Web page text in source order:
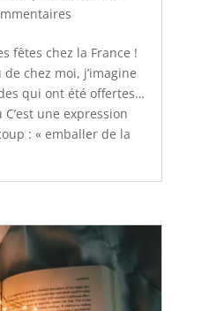
fêtes chez la France !
chez moi, j’imagine
qui ont été offertes…
une expression
: « emballer de la